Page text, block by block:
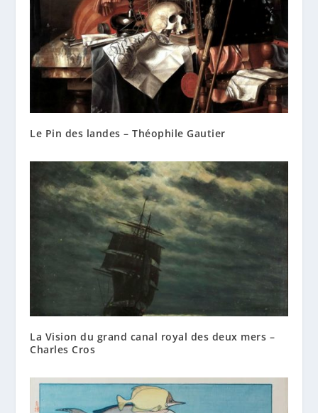
Le Pin des landes – Théophile Gautier
La Vision du grand canal royal des deux mers –
Charles Cros